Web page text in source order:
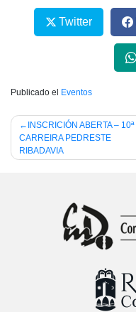
Twitter
Publicado el Eventos
Navegación
de
entradas
INSCRICIÓN ABERTA – 10ª
CARREIRA PEDRESTE
RIBADAVIA